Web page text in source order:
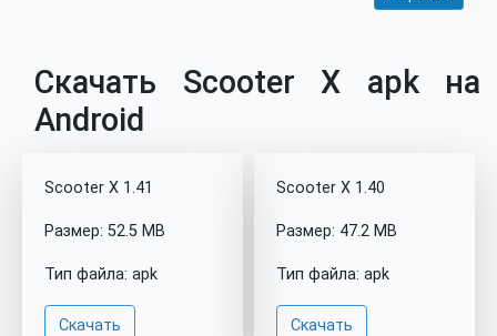
Скачать Scooter X apk на
Android
Scooter X 1.41
Размер: 52.5 MB
Тип файла: apk
Скачать
Scooter X 1.40
Размер: 47.2 MB
Тип файла: apk
Скачать